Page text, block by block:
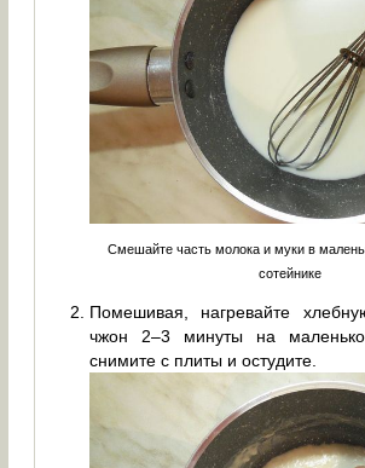
Смешайте часть молока и муки в
сотейнике
Помешивая, нагревайте
чжон 2–3 минуты на
снимите с плиты и остудите.